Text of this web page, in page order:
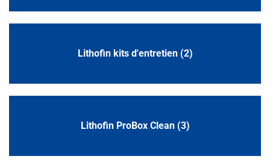
Lithofin kits d'entretien (2)
Lithofin ProBox Clean (3)